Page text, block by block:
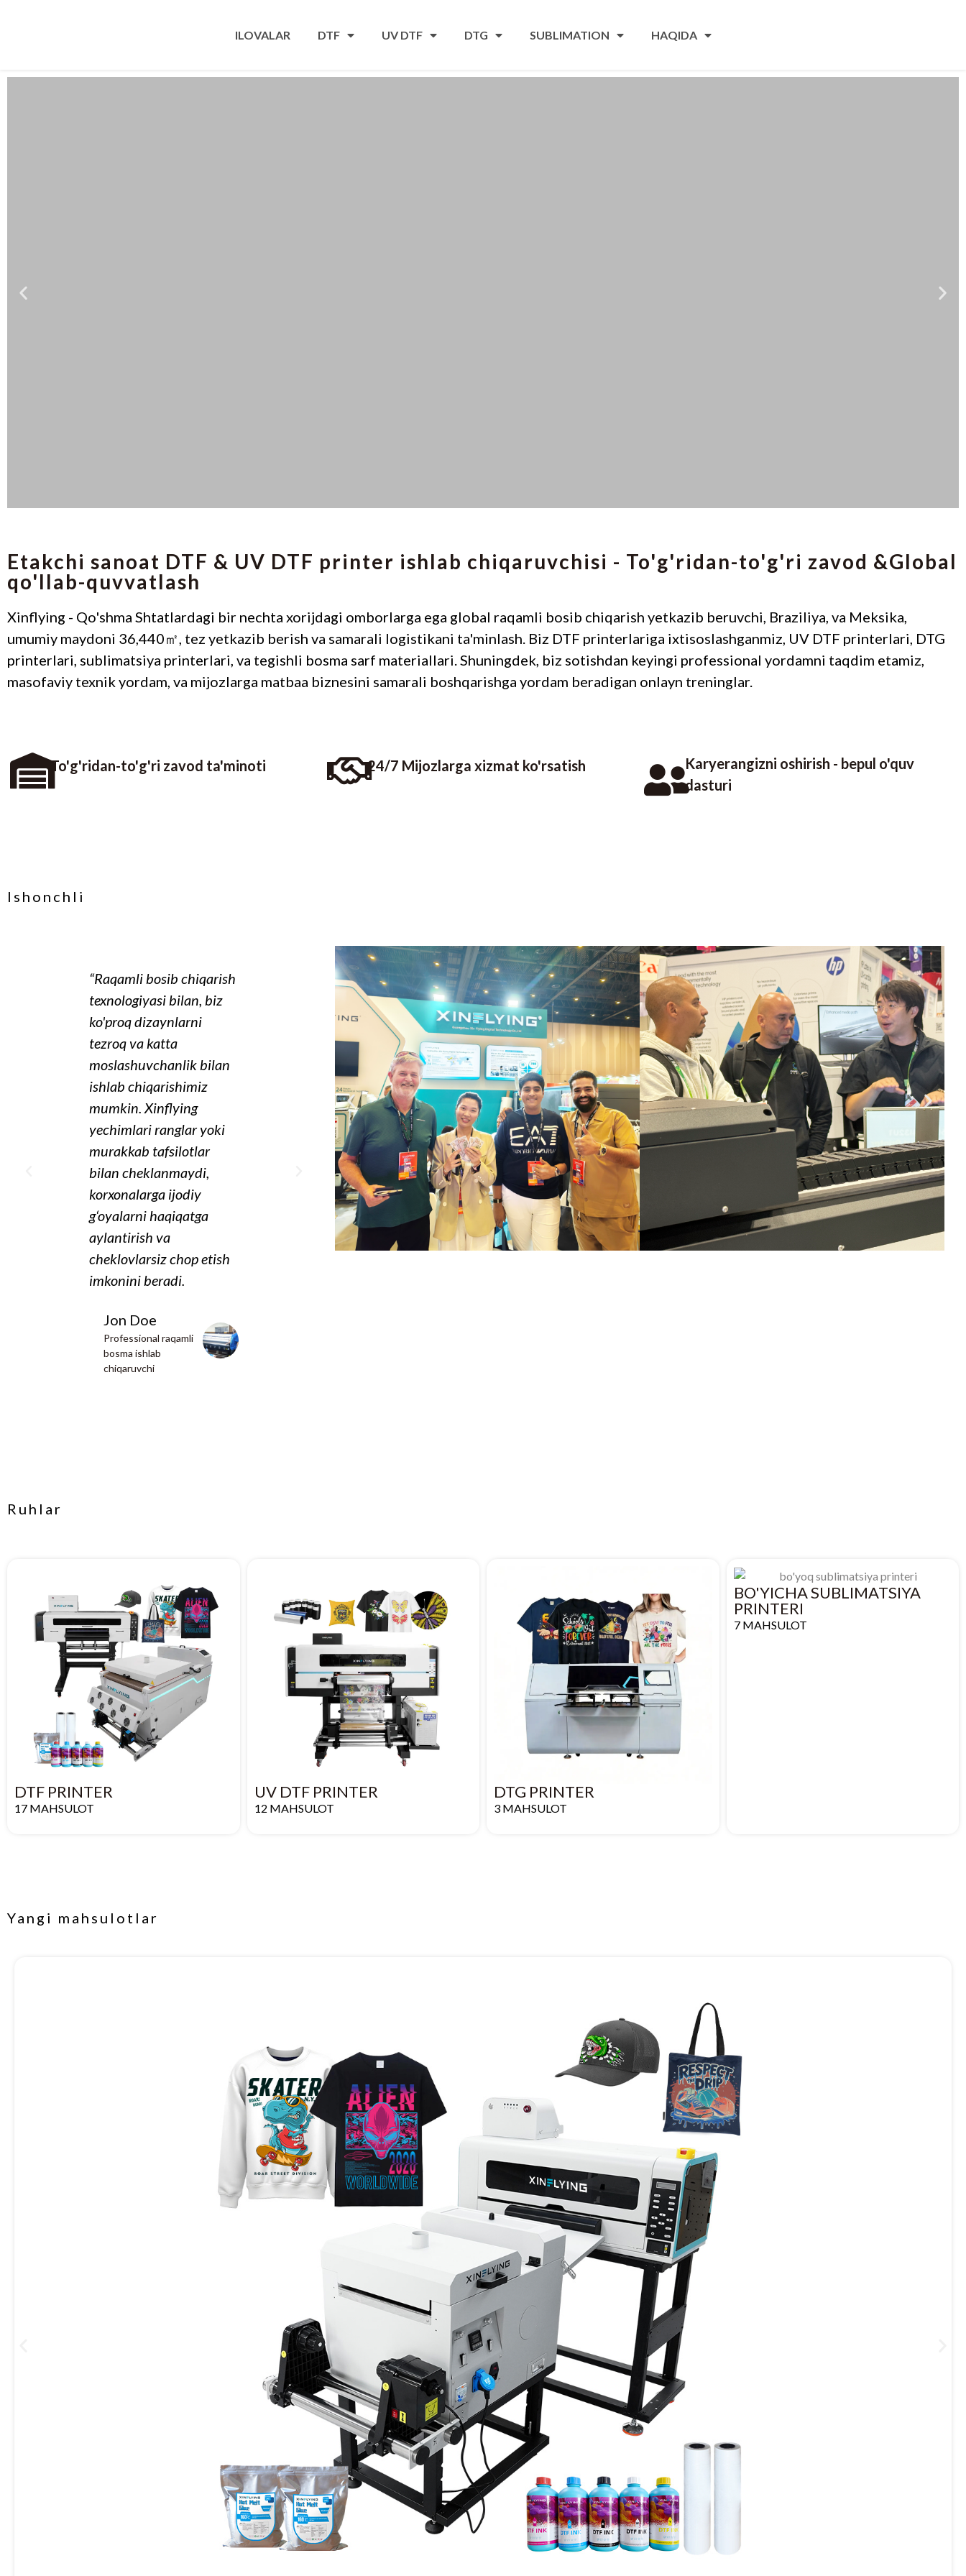
ILOVALAR DTF UV DTF DTG SUBLIMATION HAQIDA
Etakchi sanoat DTF & UV DTF printer ishlab chiqaruvchisi - To'g'ridan-to'g'ri zavod &Global
qo'llab-quvvatlash
Xinflying - Qo'shma Shtatlardagi bir nechta xorijdagi omborlarga ega global raqamli bosib chiqarish yetkazib beruvchi, Braziliya, va Meksika,
umumiy maydoni 36,440㎡, tez yetkazib berish va samarali logistikani ta'minlash. Biz DTF printerlariga ixtisoslashganmiz, UV DTF printerlari, DTG
printerlari, sublimatsiya printerlari, va tegishli bosma sarf materiallari. Shuningdek, biz sotishdan keyingi professional yordamni taqdim etamiz,
masofaviy texnik yordam, va mijozlarga matbaa biznesini samarali boshqarishga yordam beradigan onlayn treninglar.
To'g'ridan-to'g'ri zavod ta'minoti 24/7 Mijozlarga xizmat ko'rsatish
Karyerangizni oshirish - bepul o'quv
dasturi
Ishonchli
“Raqamli bosib chiqarish
texnologiyasi bilan, biz
ko'proq dizaynlarni
tezroq va katta
moslashuvchanlik bilan
ishlab chiqarishimiz
mumkin. Xinflying
yechimlari ranglar yoki
murakkab tafsilotlar
bilan cheklanmaydi,
korxonalarga ijodiy
g‘oyalarni haqiqatga
aylantirish va
cheklovlarsiz chop etish
imkonini beradi.
Jon Doe
Professional raqamli
bosma ishlab
chiqaruvchi
“Xinflying raqamli bosib
chiqarish yechimlari
bilan, biz tezroq ko'proq
dizaynlarni yaratishimiz
tendentsiyalariga tezda
javob berishimiz
mumkin. Chop etish
sifati keskin, ranglar
jonli, va ish jarayoni
talab bo'yicha ishlab
chiqarish uchun
samaralidir.
“Xinflying’dan DTF bosib
chiqarish texnologiyasi
bizga kichik partiyalar
buyurtmalarini foydali
bajarish imkonini beradi.
Tizimni ishlatish oson, va
transfer natijalari
bardoshlidir,
moslashuvchan, va
izchil."
David Lopez
Ishlab chiqarish
menejeri, Talab
Ruhlar
DTF PRINTER
17 MAHSULOT
UV DTF PRINTER
12 MAHSULOT
DTG PRINTER
3 MAHSULOT
BO'YICHA SUBLIMATSIYA
PRINTERI
7 MAHSULOT
Yangi mahsulotlar